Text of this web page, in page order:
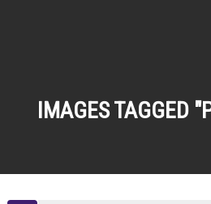
IMAGES TAGGED